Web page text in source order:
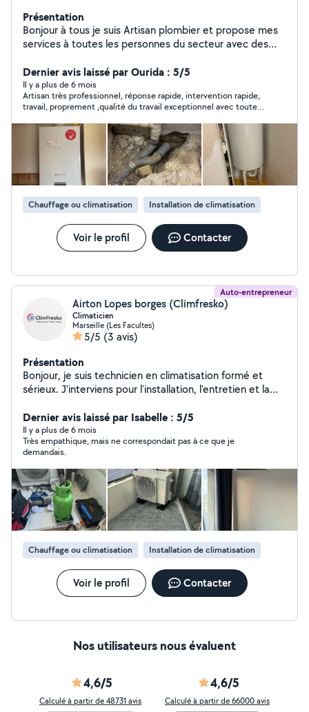
Présentation
Bonjour à tous je suis Artisan plombier et propose mes
services à toutes les personnes du secteur avec des
d'assurer les missions d'intervention et de dépannages
d'urgences en cas de besoin vous pouvez me contacter
Dernier avis laissé par Ourida : 5/5
Il y a plus de 6 mois
Artisan très professionnel, réponse rapide, intervention rapide,
travail, proprement ,qualité du travail exceptionnel avec toutes
il fait et pourquoi il le fait Personne de confiance et on peut voir
immédiatement que c’est un artisan compétent ,. Je le
recommande à 100 %. Merci, monsieur.
Chauffage ou climatisation Installation de climatisation
Voir le profil Contacter
Auto-entrepreneur
Airton Lopes borges (Climfresko)
Climaticien
Marseille (Les Facultes)
5/5 (3 avis)
Présentation
Bonjour, je suis technicien en climatisation formé et
sérieux. J'interviens pour l'installation, l'entretien et la
professionnels. Travail propre, rapide et soigné.
Déplacement gratuit pour devis dans votre secteur.
Contactez-moi avec confiance.
Dernier avis laissé par Isabelle : 5/5
Il y a plus de 6 mois
Très empathique, mais ne correspondait pas à ce que je
demandais.
Chauffage ou climatisation Installation de climatisation
Voir le profil Contacter
Nos utilisateurs nous évaluent
4,6/5
Calculé à partir de 48731 avis
4,6/5
Calculé à partir de 66000 avis